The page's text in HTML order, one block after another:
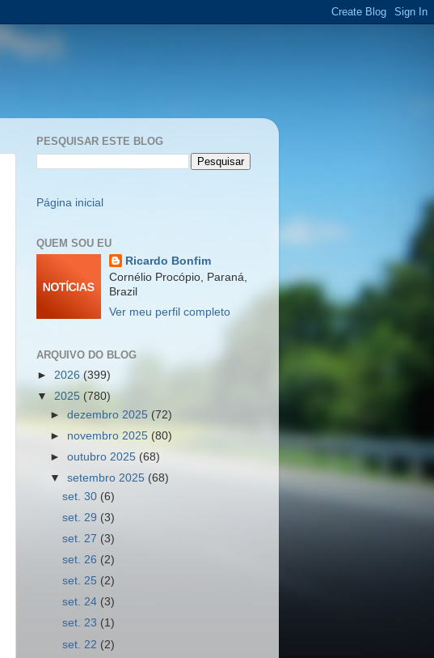
PESQUISAR ESTE BLOG
Página inicial
QUEM SOU EU
Ricardo Bonfim
Cornélio Procópio, Paraná,
Brazil
Ver meu perfil completo
ARQUIVO DO BLOG
► 2026 (399)
▼ 2025 (780)
►dezembro 2025 (72)
► novembro 2025 (80)
►outubro 2025 (68)
▼setembro 2025 (68)
set. 30 (6)
set. 29 (3)
set. 27 (3)
set. 26 (2)
set. 25 (2)
set. 24 (3)
set. 23 (1)
set. 22 (2)